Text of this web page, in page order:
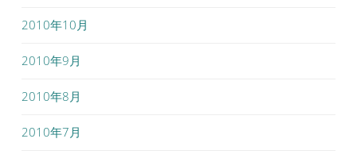
2010年10月
2010年9月
2010年8月
2010年7月